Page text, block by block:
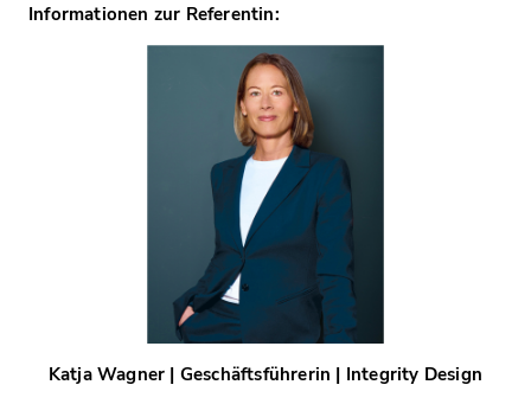
Informationen zur Referentin:
Katja Wagner | Geschäftsführerin | Integrity Design